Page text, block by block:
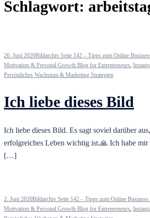
Schlagwort:
26. Juni 2020Bildarchiv Seite 142 – Tipps zum Online
Motivation & Personal Growth Blog for Entrepreneurs,
Persönliches Wachstum & Marketing Strategien
Ich liebe dieses Bild
Ich liebe dieses Bild. Es sagt soviel darüber
erfolgreiches Leben wichtig ist.🙏 Ich habe mir
[…]
2. Juni 2020Bildarchiv Seite 142 – Tipps zum Online
Motivation & Personal Growth Blog for Entrepreneurs,